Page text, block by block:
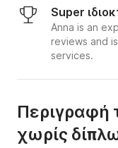
Super
Anna is an
reviews and
services.
Περιγραφή
χωρίς